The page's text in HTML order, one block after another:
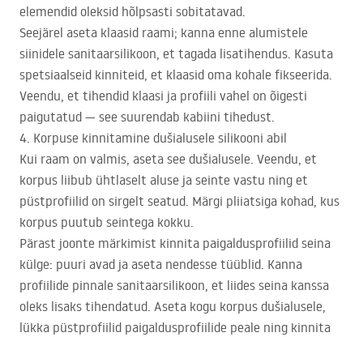
elemendid oleksid hõlpsasti sobitatavad.
Seejärel aseta klaasid raami; kanna enne alumistele
siinidele sanitaarsilikoon, et tagada lisatihendus. Kasuta
spetsiaalseid kinniteid, et klaasid oma kohale fikseerida.
Veendu, et tihendid klaasi ja profiili vahel on õigesti
paigutatud — see suurendab kabiini tihedust.
4. Korpuse kinnitamine dušialusele silikooni abil
Kui raam on valmis, aseta see dušialusele. Veendu, et
korpus liibub ühtlaselt aluse ja seinte vastu ning et
püstprofiilid on sirgelt seatud. Märgi pliiatsiga kohad, kus
korpus puutub seintega kokku.
Pärast joonte märkimist kinnita paigaldusprofiilid seina
külge: puuri avad ja aseta nendesse tüüblid. Kanna
profiilide pinnale sanitaarsilikoon, et liides seina kanssa
oleks lisaks tihendatud. Aseta kogu korpus dušialusele,
lükka püstprofiilid paigaldusprofiilide peale ning kinnita